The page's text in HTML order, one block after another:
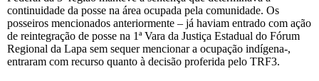
continuidade da posse na área ocupada pela comunidade. Os
posseiros mencionados anteriormente – já haviam entrado com ação
de reintegração de posse na 1ª Vara da Justiça Estadual do Fórum
Regional da Lapa sem sequer mencionar a ocupação indígena-,
entraram com recurso quanto à decisão proferida pelo TRF3.